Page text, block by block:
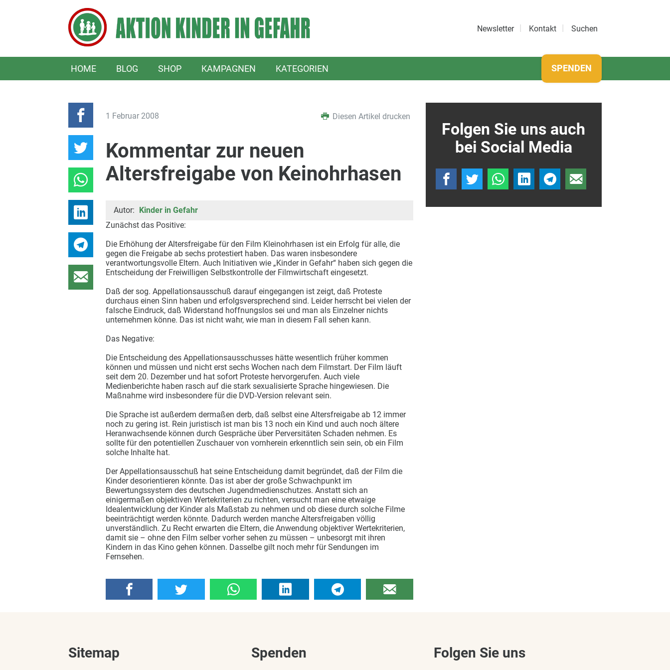
Newsletter Kontakt Suchen
HOME BLOG SHOP KAMPAGNEN KATEGORIEN SPENDEN
1 Februar 2008 Diesen Artikel drucken
Kommentar zur neuen
Altersfreigabe von Keinohrhasen
Autor: Kinder in Gefahr
Zunächst das Positive:
Die Erhöhung der Altersfreigabe für den Film Kleinohrhasen ist ein Erfolg für alle, die
gegen die Freigabe ab sechs protestiert haben. Das waren insbesondere
verantwortungsvolle Eltern. Auch Initiativen wie „Kinder in Gefahr“ haben sich gegen die
Entscheidung der Freiwilligen Selbstkontrolle der Filmwirtschaft eingesetzt.
Daß der sog. Appellationsausschuß darauf eingegangen ist zeigt, daß Proteste
durchaus einen Sinn haben und erfolgsversprechend sind. Leider herrscht bei vielen der
falsche Eindruck, daß Widerstand hoffnungslos sei und man als Einzelner nichts
unternehmen könne. Das ist nicht wahr, wie man in diesem Fall sehen kann.
Das Negative:
Die Entscheidung des Appellationsausschusses hätte wesentlich früher kommen
können und müssen und nicht erst sechs Wochen nach dem Filmstart. Der Film läuft
seit dem 20. Dezember und hat sofort Proteste hervorgerufen. Auch viele
Medienberichte haben rasch auf die stark sexualisierte Sprache hingewiesen. Die
Maßnahme wird insbesondere für die DVD-Version relevant sein.
Die Sprache ist außerdem dermaßen derb, daß selbst eine Altersfreigabe ab 12 immer
noch zu gering ist. Rein juristisch ist man bis 13 noch ein Kind und auch noch ältere
Heranwachsende können durch Gespräche über Perversitäten Schaden nehmen. Es
sollte für den potentiellen Zuschauer von vornherein erkenntlich sein sein, ob ein Film
solche Inhalte hat.
Der Appellationsausschuß hat seine Entscheidung damit begründet, daß der Film die
Kinder desorientieren könnte. Das ist aber der große Schwachpunkt im
Bewertungssystem des deutschen Jugendmedienschutzes. Anstatt sich an
einigermaßen objektiven Wertekriterien zu richten, versucht man eine etwaige
Idealentwicklung der Kinder als Maßstab zu nehmen und ob diese durch solche Filme
beeinträchtigt werden könnte. Dadurch werden manche Altersfreigaben völlig
unverständlich. Zu Recht erwarten die Eltern, die Anwendung objektiver Wertekriterien,
damit sie – ohne den Film selber vorher sehen zu müssen – unbesorgt mit ihren
Kindern in das Kino gehen können. Dasselbe gilt noch mehr für Sendungen im
Fernsehen.
Folgen Sie uns auch
bei Social Media
Sitemap Spenden Folgen Sie uns